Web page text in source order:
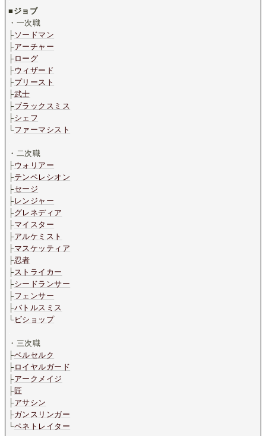
■ ジョブ
・一次職
├ソードマン
├アーチャー
├ローグ
├ウィザード
├プリースト
├武士
├ブラックスミス
├シェフ
└ファーマシスト
・二次職
├ウォリアー
├テンペレシオン
├セージ
├レンジャー
├グレネディア
├マイスター
├アルケミスト
├マスケッティア
├忍者
├ストライカー
├シードランサー
├フェンサー
├バトルスミス
└ビショップ
・三次職
├ベルセルク
├ロイヤルガード
├アークメイジ
├匠
├アサシン
├ガンスリンガー
└ペネトレイター